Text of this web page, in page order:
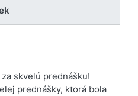
skvelú prednášku!
prednášky, ktorá bola